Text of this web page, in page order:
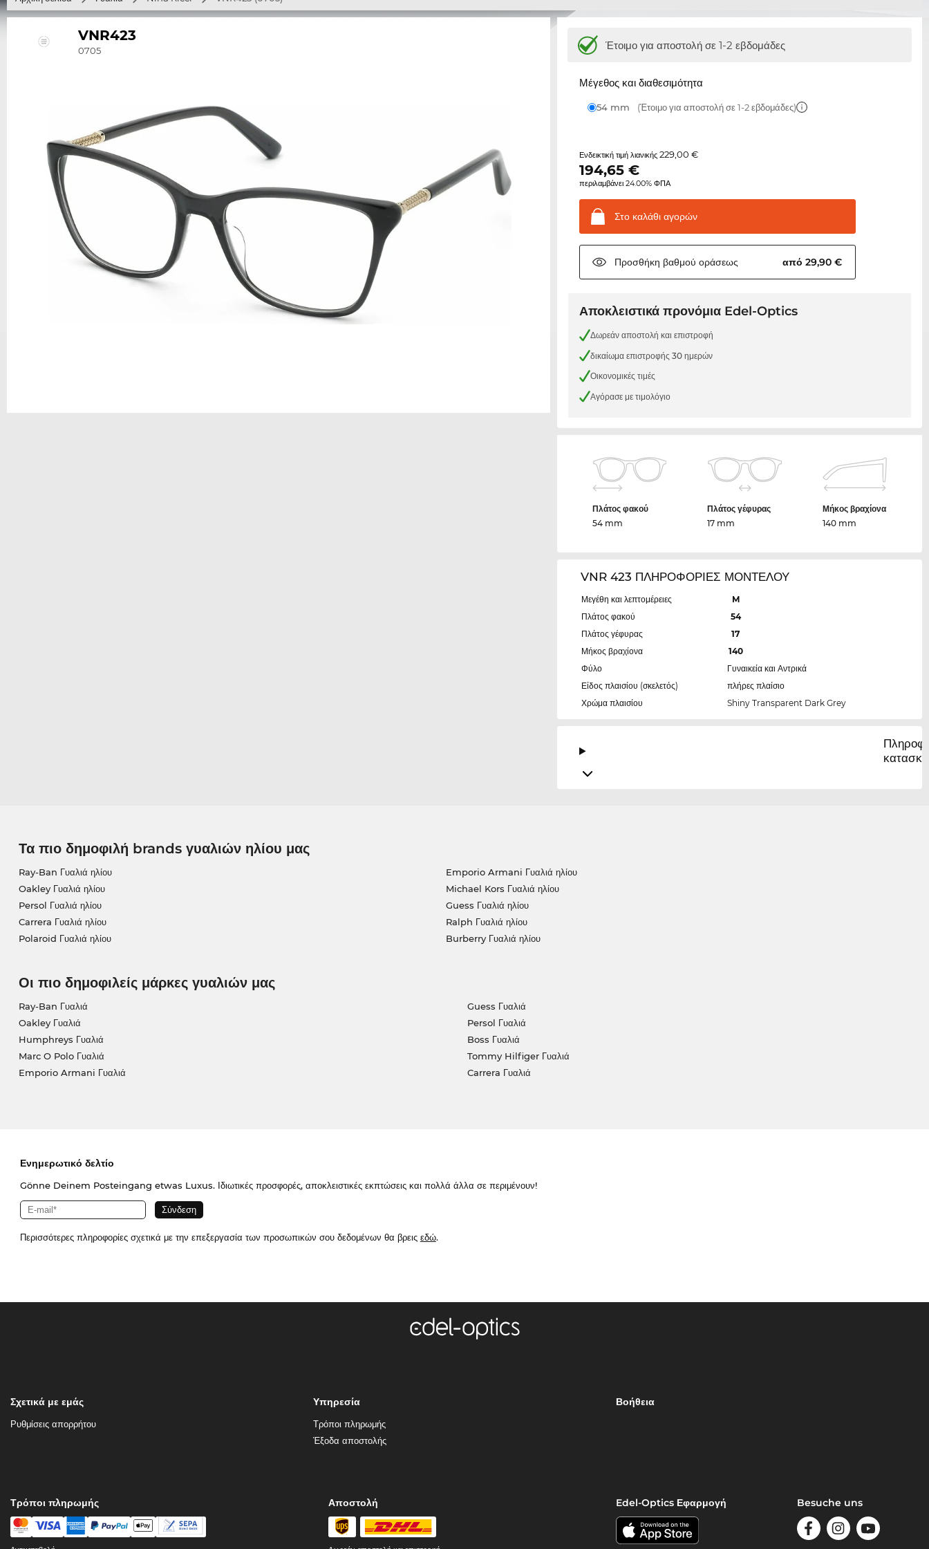
VNR423
0705 Έτοιμο για αποστολή σε 1-2 εβδομάδες
Μέγεθος και διαθεσιμότητα
54 mm (Έτοιμο για αποστολή σε 1-2 εβδομάδες)
Ενδεικτική τιμή λιανικής229,00 €
194,65 €
περιλαμβάνει 24.00% ΦΠΑ
Στο καλάθι αγορών
Προσθήκη βαθμού οράσεως από 29,90 €
Αποκλειστικά προνόμια Edel-Optics
Δωρεάν αποστολή και επιστροφή
δικαίωμα επιστροφής 30 ημερών
Οικονομικές τιμές
Αγόρασε με τιμολόγιο
Πλάτος φακού
54 mm
Πλάτος γέφυρας
17 mm
Μήκος βραχίονα
140 mm
VNR 423 ΠΛΗΡΟΦΟΡΙΕΣ ΜΟΝΤΕΛΟΥ
Μεγέθη και λεπτομέρειες
M
Πλάτος φακού
54
Πλάτος γέφυρας
17
Μήκος βραχίονα
140
Φύλο
Γυναικεία και Αντρικά
Είδος πλαισίου (σκελετός)
πλήρες πλαίσιο
Χρώμα πλαισίου
Shiny Transparent Dark Grey
Τα πιο δημοφιλή brands γυαλιών ηλίου μας
Ray-Ban Γυαλιά ηλίου
Oakley Γυαλιά ηλίου
Persol Γυαλιά ηλίου
Carrera Γυαλιά ηλίου
Polaroid Γυαλιά ηλίου
Emporio Armani Γυαλιά ηλίου
Michael Kors Γυαλιά ηλίου
Guess Γυαλιά ηλίου
Ralph Γυαλιά ηλίου
Burberry Γυαλιά ηλίου
Οι πιο δημοφιλείς μάρκες γυαλιών μας
Ray-Ban Γυαλιά
Oakley Γυαλιά
Humphreys Γυαλιά
Marc O Polo Γυαλιά
Emporio Armani Γυαλιά
Guess Γυαλιά
Persol Γυαλιά
Boss Γυαλιά
Tommy Hilfiger Γυαλιά
Carrera Γυαλιά
Ενημερωτικό δελτίο
Gönne Deinem Posteingang etwas Luxus. Ιδιωτικές προσφορές, αποκλειστικές εκπτώσεις και πολλά άλλα σε περιμένουν!
Περισσότερες πληροφορίες σχετικά με την επεξεργασία των προσωπικών σου δεδομένων θα βρεις εδώ.
Σχετικά με εμάς
Ρυθμίσεις απορρήτου
Υπηρεσία
Τρόποι πληρωμής
Έξοδα αποστολής
Βοήθεια
Τρόποι πληρωμής Αποστολή Edel-Optics Εφαρμογή Besuche uns